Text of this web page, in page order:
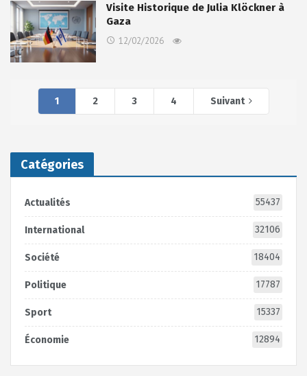
Visite Historique de Julia Klöckner à
Gaza
12/02/2026
1 2 3 4 Suivant
Catégories
Actualités 55437
International 32106
Société 18404
Politique 17787
Sport 15337
Économie 12894